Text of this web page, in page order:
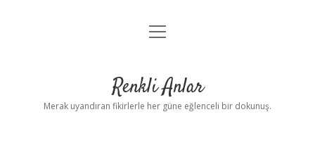
Anasayfa
Yasal Uyarı
menüyü
Renkli Anlar
Merak uyandıran fikirlerle her güne eğlenceli bir dokunuş.